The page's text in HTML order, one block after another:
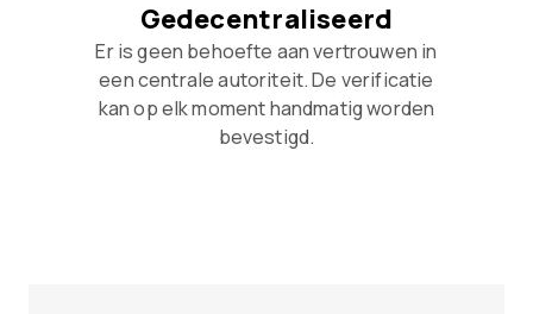
Gedecentraliseerd
Er is geen behoefte aan vertrouwen in
een centrale autoriteit. De verificatie
kan op elk moment handmatig worden
bevestigd.